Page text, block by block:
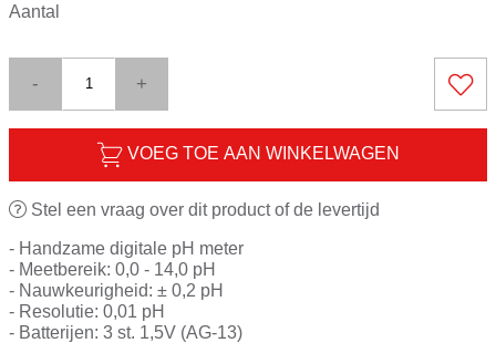
Aantal
- +
VOEG TOE AAN WINKELWAGEN
Stel een vraag over dit product of de levertijd
- Handzame digitale pH meter
- Meetbereik: 0,0 - 14,0 pH
- Nauwkeurigheid: ± 0,2 pH
- Resolutie: 0,01 pH
- Batterijen: 3 st. 1,5V (AG-13)